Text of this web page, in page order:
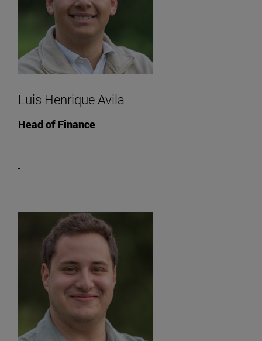
Luis Henrique Avila
Head of Finance